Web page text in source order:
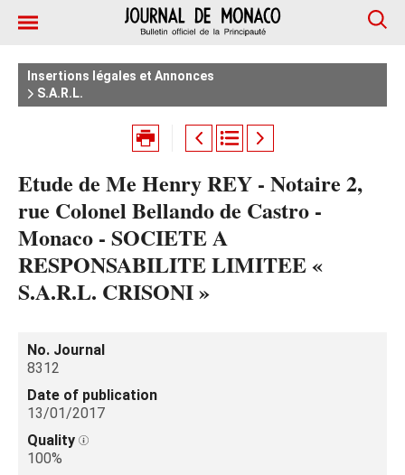
Insertions légales et Annonces
S.A.R.L.
Etude de Me Henry REY - Notaire 2,
rue Colonel Bellando de Castro -
Monaco - SOCIETE A
RESPONSABILITE LIMITEE «
S.A.R.L. CRISONI »
No. Journal
8312
Date of publication
13/01/2017
Quality
100%